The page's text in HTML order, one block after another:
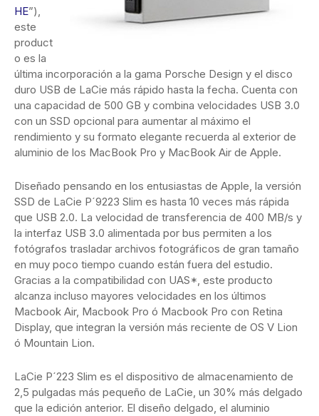
HE”),
este
product
o es la
última incorporación a la gama Porsche Design y el disco
duro USB de LaCie más rápido hasta la fecha. Cuenta con
una capacidad de 500 GB y combina velocidades USB 3.0
con un SSD opcional para aumentar al máximo el
rendimiento y su formato elegante recuerda al exterior de
aluminio de los MacBook Pro y MacBook Air de Apple.
Diseñado pensando en los entusiastas de Apple, la versión
SSD de LaCie P´9223 Slim es hasta 10 veces más rápida
que USB 2.0. La velocidad de transferencia de 400 MB/s y
la interfaz USB 3.0 alimentada por bus permiten a los
fotógrafos trasladar archivos fotográficos de gran tamaño
en muy poco tiempo cuando están fuera del estudio.
Gracias a la compatibilidad con UAS*, este producto
alcanza incluso mayores velocidades en los últimos
Macbook Air, Macbook Pro ó Macbook Pro con Retina
Display, que integran la versión más reciente de OS V Lion
ó Mountain Lion.
LaCie P´223 Slim es el dispositivo de almacenamiento de
2,5 pulgadas más pequeño de LaCie, un 30% más delgado
que la edición anterior. El diseño delgado, el aluminio